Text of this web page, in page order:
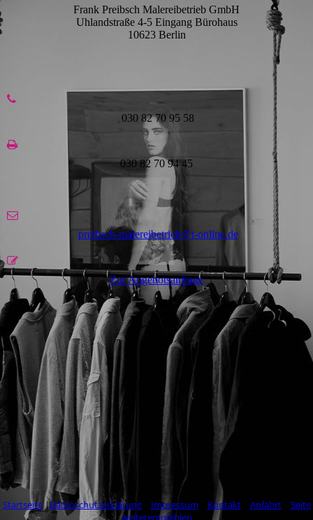
Frank Preibsch Malereibetrieb GmbH
Uhlandstraße 4-5 Eingang Bürohaus
10623 Berlin
030 82 70 95 58
030 82 70 94 45
preibsch-malereibetrieb@t-online.de
Zur Angebotsanfrage
Startseite|Datenschutzerklärung| Impressum Kontakt| Anfahrt| Seite